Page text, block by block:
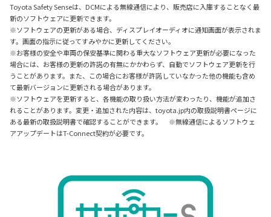
Toyota Safety Senseは、DCMによる無線通信により、販売店に入庫することなく最
新のソフトウェアに更新できます。
※ソフトウェアの更新がある場合、ディスプレイオーディオに通知画面が表示されま
す。画面の指示に従ってすみやかに更新してください。
※お客様の安全や車両の保安基準に関わる重大なソフトウェア更新が必要になった
場合には、お客様の更新の許諾の有無にかかわらず、自動でソフトウェア更新を行
うことがあります。また、この場合にお客様が許諾していなかった他の機能も含め
て最新バージョンに更新される場合があります。
※ソフトウェアを更新すると、各機能の取り扱い方法が変わったり、機能が追加さ
れることがあります。変更・追加された内容は、toyota.jp内の取扱説明書ページに
ある最新の取扱説明書で確認することができます。 ※無線通信によるソフトウェ
アアップデートはT-Connect契約が必要です。